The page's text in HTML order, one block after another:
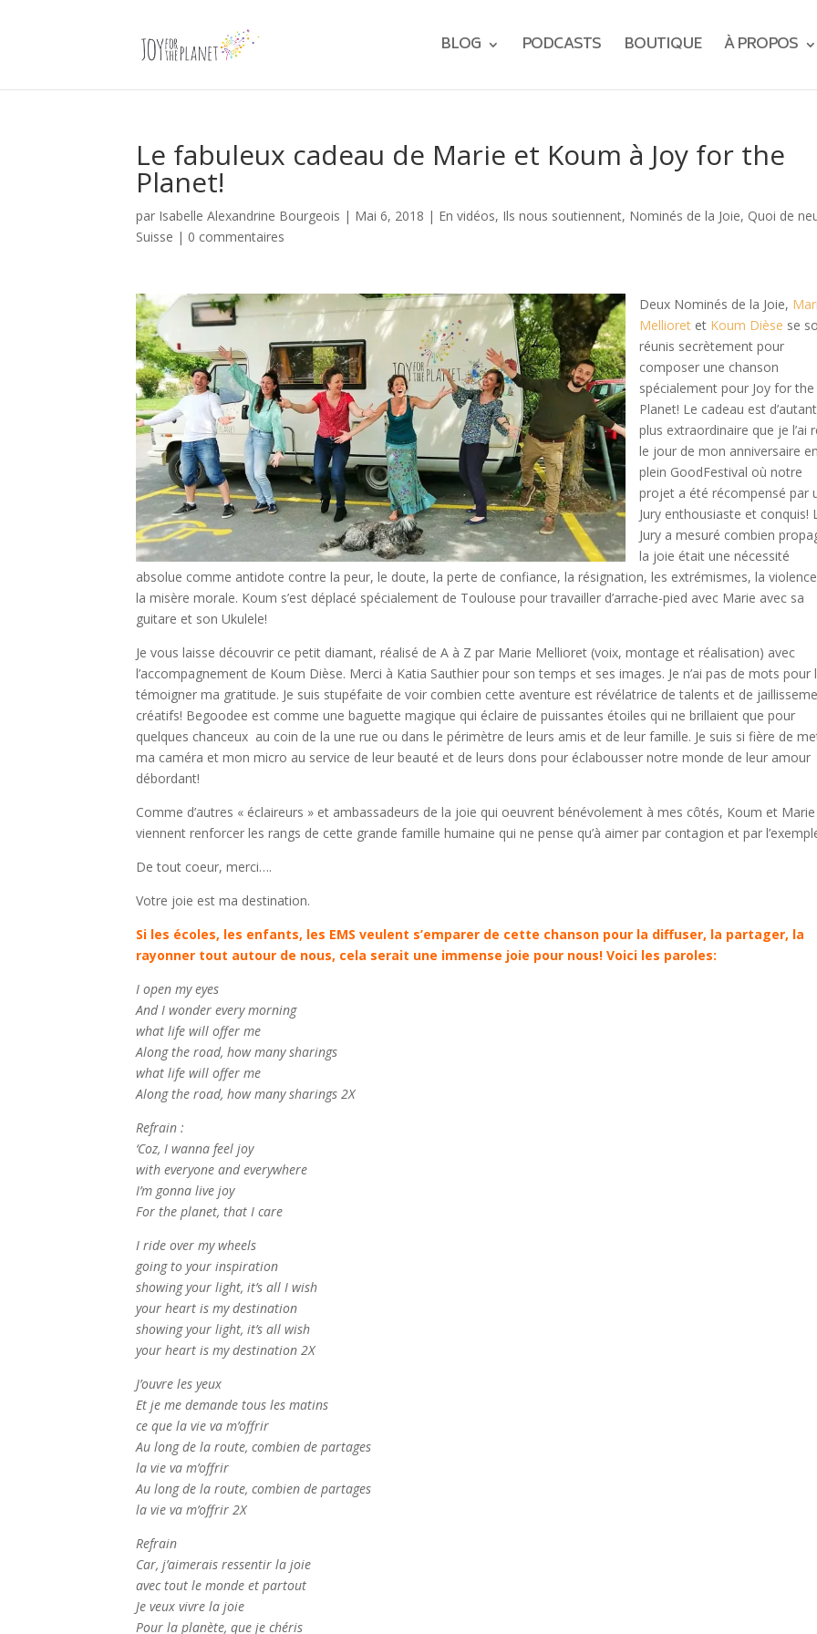
BLOG PODCASTS BOUTIQUE À PROPOS
Le fabuleux cadeau de Marie et Koum à Joy for the
Planet!
par Isabelle Alexandrine Bourgeois | Mai 6, 2018 | En vidéos, Ils nous soutiennent, Nominés de la Joie, Quoi de
Suisse | 0 commentaires
Deux Nominés de la Joie,
Mellioret et Koum Dièse se
réunis secrètement pour
composer une chanson
spécialement pour Joy for the
Planet! Le cadeau est d’autant
plus extraordinaire que je l’ai
le jour de mon anniversaire
plein GoodFestival où notre
projet a été récompensé par
Jury enthousiaste et conquis!
Jury a mesuré combien
la joie était une nécessité
absolue comme antidote contre la peur, le doute, la perte de confiance, la résignation, les extrémismes, la
la misère morale. Koum s’est déplacé spécialement de Toulouse pour travailler d’arrache-pied avec Marie avec sa
guitare et son Ukulele!
Je vous laisse découvrir ce petit diamant, réalisé de A à Z par Marie Mellioret (voix, montage et réalisation) avec
l’accompagnement de Koum Dièse. Merci à Katia Sauthier pour son temps et ses images. Je n’ai pas de mots pour
témoigner ma gratitude. Je suis stupéfaite de voir combien cette aventure est révélatrice de talents et de
créatifs! Begoodee est comme une baguette magique qui éclaire de puissantes étoiles qui ne brillaient que pour
quelques chanceux au coin de la une rue ou dans le périmètre de leurs amis et de leur famille. Je suis si fière de
ma caméra et mon micro au service de leur beauté et de leurs dons pour éclabousser notre monde de leur amour
débordant!
Comme d’autres « éclaireurs » et ambassadeurs de la joie qui oeuvrent bénévolement à mes côtés, Koum et Marie
viennent renforcer les rangs de cette grande famille humaine qui ne pense qu’à aimer par contagion et par
De tout coeur, merci….
Votre joie est ma destination.
Si les écoles, les enfants, les EMS veulent s’emparer de cette chanson pour la diffuser, la partager, la
rayonner tout autour de nous, cela serait une immense joie pour nous! Voici les paroles:
I open my eyes
And I wonder every morning
what life will offer me
Along the road, how many sharings
what life will offer me
Along the road, how many sharings 2X
Refrain :
‘Coz, I wanna feel joy
with everyone and everywhere
I’m gonna live joy
For the planet, that I care
I ride over my wheels
going to your inspiration
showing your light, it’s all I wish
your heart is my destination
showing your light, it’s all wish
your heart is my destination 2X
J’ouvre les yeux
Et je me demande tous les matins
ce que la vie va m’offrir
Au long de la route, combien de partages
la vie va m’offrir
Au long de la route, combien de partages
la vie va m’offrir 2X
Refrain
Car, j’aimerais ressentir la joie
avec tout le monde et partout
Je veux vivre la joie
Pour la planète, que je chéris